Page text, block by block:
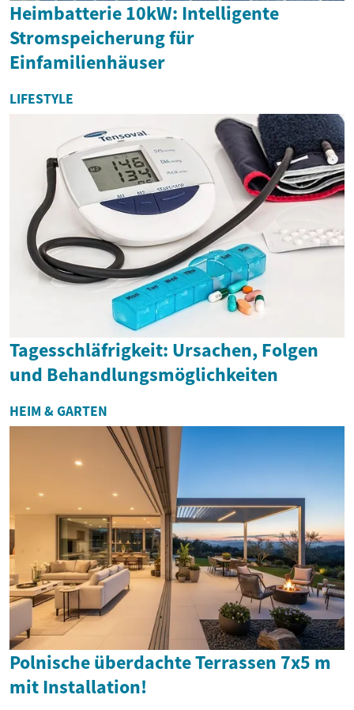
Heimbatterie 10kW: Intelligente
Stromspeicherung für
Einfamilienhäuser
LIFESTYLE
Tagesschläfrigkeit: Ursachen, Folgen
und Behandlungsmöglichkeiten
HEIM & GARTEN
Polnische überdachte Terrassen 7x5 m
mit Installation!